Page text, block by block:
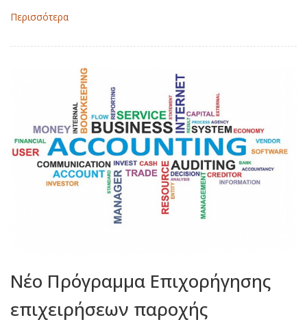
Περισσότερα
Νέο Πρόγραμμα Επιχορήγησης
επιχειρήσεων παροχής